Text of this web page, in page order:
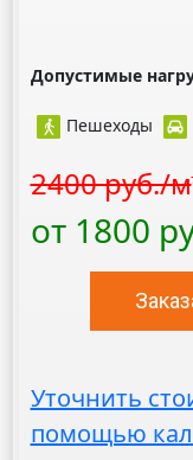
Допустимые
Пешеходы
2400 руб./м
от 1800
Уточнить
помощью